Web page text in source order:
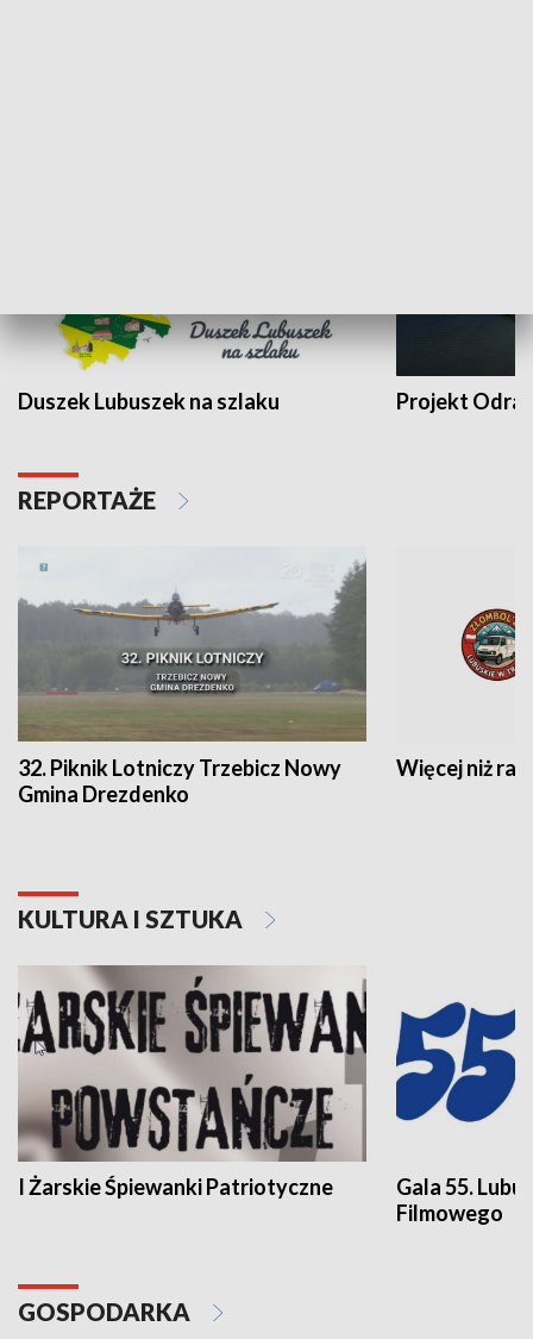
Duszek Lubuszek na szlaku Projekt Odra
REPORTAŻE
32. Piknik Lotniczy Trzebicz Nowy
Gmina Drezdenko
Więcej niż rajd
KULTURA I SZTUKA
I Żarskie Śpiewanki Patriotyczne
Gala 55.
Filmowego
GOSPODARKA